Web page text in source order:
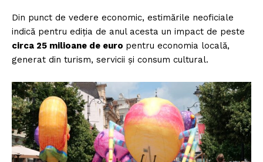
FREEDOM HOUSE ROMÂNIA
PRESShub
Despre noi / Echipa
Proiecte editoriale
Rețea
Contact
Din punct de vedere economic, estimările neoficiale
indică pentru ediția de anul acesta un impact de peste
circa 25 milioane de euro pentru economia locală,
generat din turism, servicii și consum cultural.